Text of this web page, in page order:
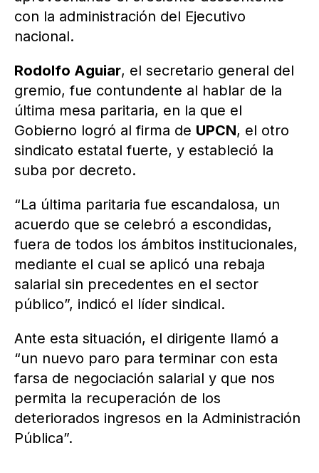
con la administración del Ejecutivo
nacional.
Rodolfo Aguiar, el secretario general del
gremio, fue contundente al hablar de la
última mesa paritaria, en la que el
Gobierno logró al firma de UPCN, el otro
sindicato estatal fuerte, y estableció la
suba por decreto.
“La última paritaria fue escandalosa, un
acuerdo que se celebró a escondidas,
fuera de todos los ámbitos institucionales,
mediante el cual se aplicó una rebaja
salarial sin precedentes en el sector
público”, indicó el líder sindical.
Ante esta situación, el dirigente llamó a
“un nuevo paro para terminar con esta
farsa de negociación salarial y que nos
permita la recuperación de los
deteriorados ingresos en la Administración
Pública”.